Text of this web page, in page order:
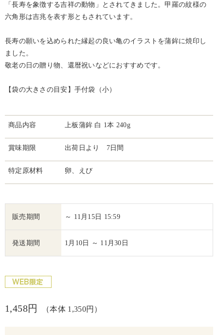
「長寿を象徴する吉祥の動物」とされてきました。甲羅の紋様の
六角形は吉兆を表す形ともされています。
長寿の願いを込められた縁起の良い亀のイラストを蒲鉾に焼印し
ました。
敬老の日の贈り物、還暦祝いなどにおすすめです。
【袋の大きさの目安】手付袋（小）
商品内容 上板蒲鉾 白 1本 240g
賞味期限 出荷日より 7日間
特定原材料 卵、えび
販売期間 ～ 11月15日 15:59
発送期間 1月10日 ～ 11月30日
1,458円 （本体 1,350円）